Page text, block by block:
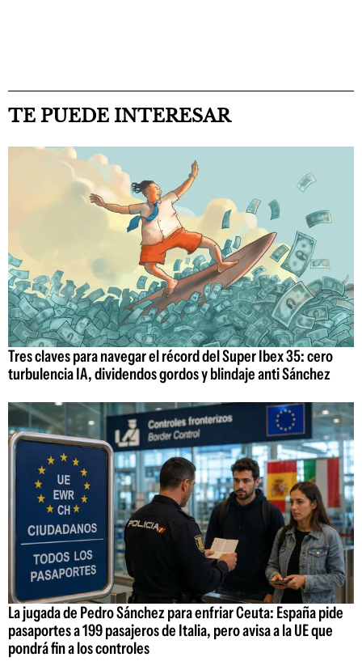
TE PUEDE INTERESAR
Tres claves para navegar el récord del Super Ibex 35: cero
turbulencia IA, dividendos gordos y blindaje anti Sánchez
La jugada de Pedro Sánchez para enfriar Ceuta: España pide
pasaportes a 199 pasajeros de Italia, pero avisa a la UE que
pondrá fin a los controles